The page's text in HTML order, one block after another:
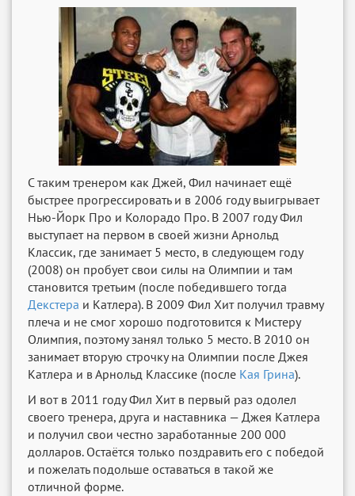
С таким тренером как Джей, Фил начинает ещё
быстрее прогрессировать и в 2006 году выигрывает
Нью-Йорк Про и Колорадо Про. В 2007 году Фил
выступает на первом в своей жизни Арнольд
Классик, где занимает 5 место, в следующем году
(2008) он пробует свои силы на Олимпии и там
становится третьим (после победившего тогда
Декстера и Катлера). В 2009 Фил Хит получил травму
плеча и не смог хорошо подготовится к Мистеру
Олимпия, поэтому занял только 5 место. В 2010 он
занимает вторую строчку на Олимпии после Джея
Катлера и в Арнольд Классике (после Кая Грина).
И вот в 2011 году Фил Хит в первый раз одолел
своего тренера, друга и наставника — Джея Катлера
и получил свои честно заработанные 200 000
долларов. Остаётся только поздравить его с победой
и пожелать подольше оставаться в такой же
отличной форме.